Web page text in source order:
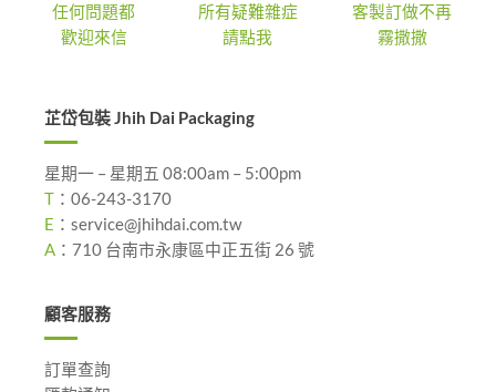
任何問題都
歡迎來信
所有疑難雜症
請點我
客製訂做不再
霧撒撒
芷岱包裝 Jhih Dai Packaging
星期一 – 星期五 08:00am – 5:00pm
T ： 06-243-3170
E ： service@jhihdai.com.tw
A ： 710 台南市永康區中正五街 26 號
顧客服務
訂單查詢